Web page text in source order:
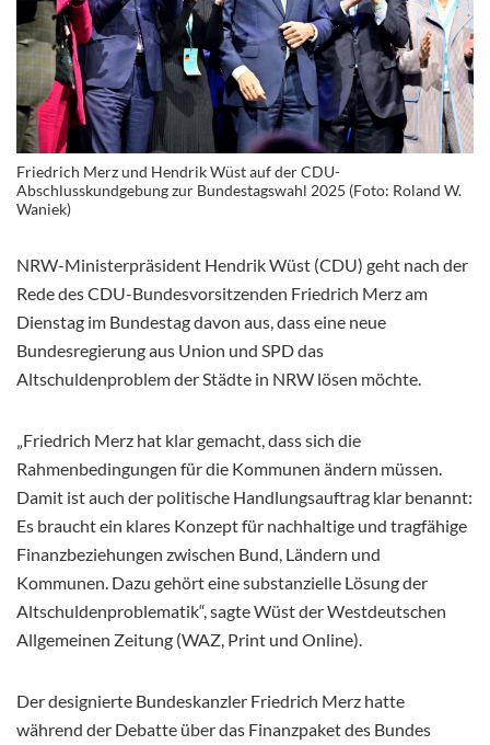
Friedrich Merz und Hendrik Wüst auf der CDU-
Abschlusskundgebung zur Bundestagswahl 2025 (Foto: Roland W.
Waniek)
NRW-Ministerpräsident Hendrik Wüst (CDU) geht nach der
Rede des CDU-Bundesvorsitzenden Friedrich Merz am
Dienstag im Bundestag davon aus, dass eine neue
Bundesregierung aus Union und SPD das
Altschuldenproblem der Städte in NRW lösen möchte.
„Friedrich Merz hat klar gemacht, dass sich die
Rahmenbedingungen für die Kommunen ändern müssen.
Damit ist auch der politische Handlungsauftrag klar benannt:
Es braucht ein klares Konzept für nachhaltige und tragfähige
Finanzbeziehungen zwischen Bund, Ländern und
Kommunen. Dazu gehört eine substanzielle Lösung der
Altschuldenproblematik“, sagte Wüst der Westdeutschen
Allgemeinen Zeitung (WAZ, Print und Online).
Der designierte Bundeskanzler Friedrich Merz hatte
während der Debatte über das Finanzpaket des Bundes